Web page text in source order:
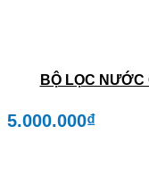
BỘ LỌC NƯỚC
5.000.000₫